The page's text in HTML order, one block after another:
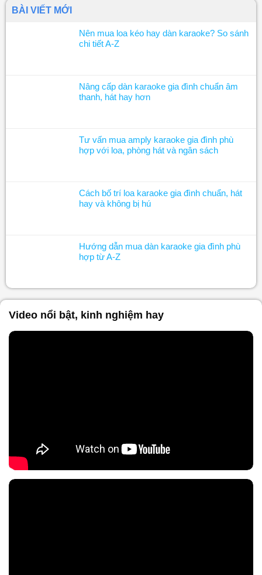
BÀI VIẾT MỚI
Nên mua loa kéo hay dàn karaoke? So sánh
chi tiết A-Z
Nâng cấp dàn karaoke gia đình chuẩn âm
thanh, hát hay hơn
Tư vấn mua amply karaoke gia đình phù
hợp với loa, phòng hát và ngân sách
Cách bố trí loa karaoke gia đình chuẩn, hát
hay và không bị hú
Hướng dẫn mua dàn karaoke gia đình phù
hợp từ A-Z
Video nổi bật, kinh nghiệm hay